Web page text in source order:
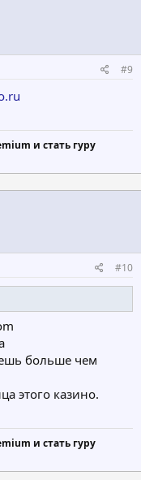
#9
и стать гуру
#10
больше чем
этого казино.
и стать гуру